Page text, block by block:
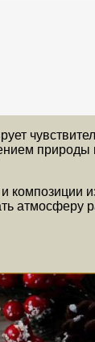
атмосферу